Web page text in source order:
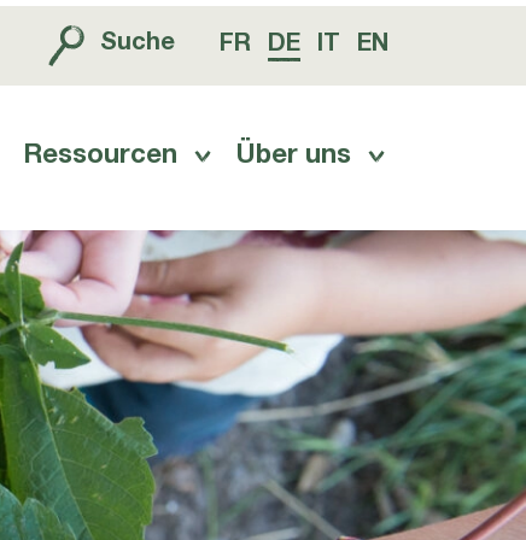
Suche FR DE IT EN
Ressourcen Über uns